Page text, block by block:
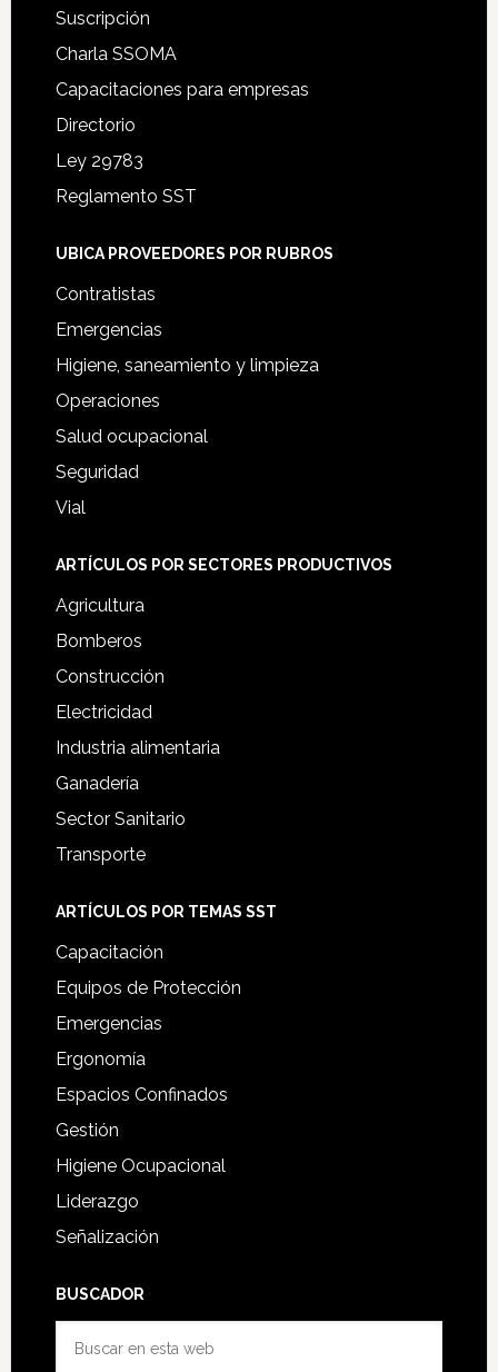
Suscripción
Charla SSOMA
Capacitaciones para empresas
Directorio
Ley 29783
Reglamento SST
UBICA PROVEEDORES POR RUBROS
Contratistas
Emergencias
Higiene, saneamiento y limpieza
Operaciones
Salud ocupacional
Seguridad
Vial
ARTÍCULOS POR SECTORES PRODUCTIVOS
Agricultura
Bomberos
Construcción
Electricidad
Industria alimentaria
Ganadería
Sector Sanitario
Transporte
ARTÍCULOS POR TEMAS SST
Capacitación
Equipos de Protección
Emergencias
Ergonomía
Espacios Confinados
Gestión
Higiene Ocupacional
Liderazgo
Señalización
BUSCADOR